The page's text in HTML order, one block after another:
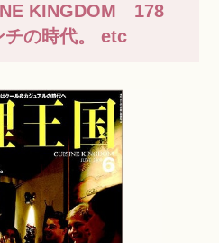
KINGDOM 178
の時代。 etc